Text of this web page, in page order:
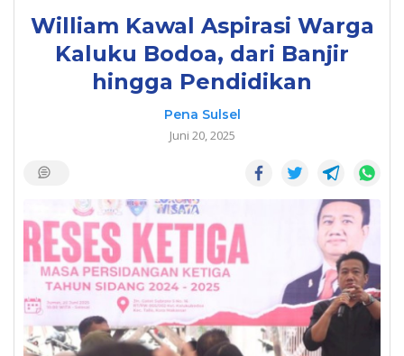
William Kawal Aspirasi Warga
Kaluku Bodoa, dari Banjir
hingga Pendidikan
Pena Sulsel
Juni 20, 2025